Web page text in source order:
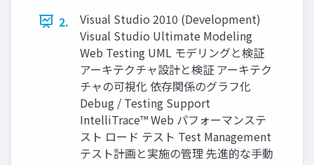
2.
Visual Studio 2010 (Development)
Visual Studio Ultimate Modeling
Web Testing UML モデリングと検証
アーキテクチャ設計と検証 アーキテク
チャの可視化 依存関係のグラフ化
Debug / Testing Support
IntelliTrace™ Web パフォーマンステ
スト ロード テスト Test Management
テスト計画と実施の管理 先進的な手動